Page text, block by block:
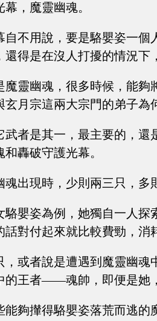
，魔靈幽魂。
自不用說，要是駱嬰姿一個
還得是在沒人打擾的情況下
魔靈幽魂，很多時候，能夠
玄月宗這兩大宗門的弟子為
武者是其一，最主要的，還
轟破守護光幕。
魂出現時，少則兩三只，多
駱嬰姿為例，她獨自一人
對付起來就比較費勁，消
，或者說是遭遇到魔靈幽魂
的王者——魂帥，即便是她
能夠攆得駱嬰姿落荒而逃的